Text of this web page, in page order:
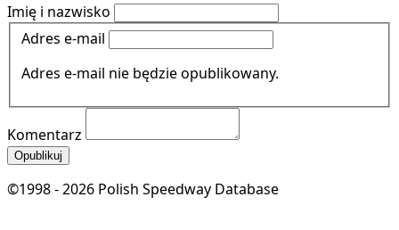
Imię i nazwisko
Adres e-mail
Adres e-mail nie będzie opublikowany.
Komentarz
Opublikuj
©1998 - 2026 Polish Speedway Database